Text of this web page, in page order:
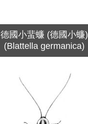
德國小蜚蠊 (德國小蠊)
(Blattella germanica)